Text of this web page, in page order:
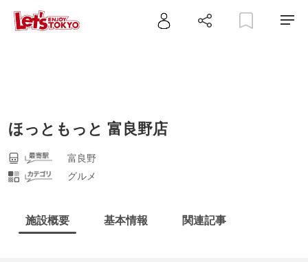
ほっともっと 富良野店
富良野
グルメ
施設概要 基本情報 関連記事